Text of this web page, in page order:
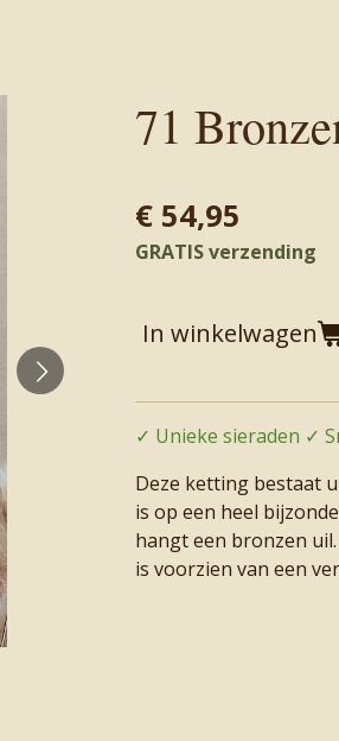
71
€ 54,95
GRATIS verzending
In winkelwagen
✓ Unieke sieraden ✓
Deze ketting bestaat
is op een heel
hangt een bronzen
is voorzien van een